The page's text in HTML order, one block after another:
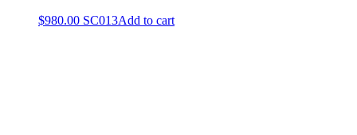
$980.00 SC013Add to cart